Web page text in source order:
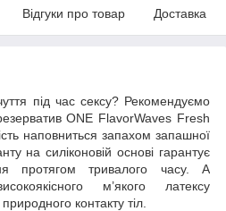
Відгуки про товар Доставка
під час сексу? Рекомендуємо
ONE FlavorWaves Fresh
наповниться запахом запашної
на силіконовій основі гарантує
протягом тривалого часу. А
м’якого латексу
контакту тіл.